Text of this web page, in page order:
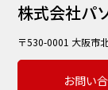
株式会社パ
〒530-0001 大阪市
お問い